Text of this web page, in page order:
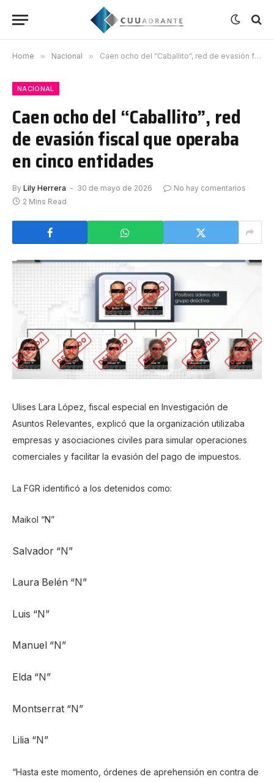
Home » Nacional » Caen ocho del “Caballito”, red de evasión fiscal que operaba en cinco entidades
NACIONAL
Caen ocho del “Caballito”, red
de evasión fiscal que operaba
en cinco entidades
By Lily Herrera 30 de mayo de 2026
No hay comentarios
2 Mins Read
Ulises Lara López, fiscal especial en Investigación de
Asuntos Relevantes, explicó que la organización utilizaba
empresas y asociaciones civiles para simular operaciones
comerciales y facilitar la evasión del pago de impuestos.
La FGR identificó a los detenidos como:
Maikol “N”
Salvador “N”
Laura Belén “N”
Luis “N”
Manuel “N”
Elda “N”
Montserrat “N”
Lilia “N”
“Hasta este momento, órdenes de aprehensión en contra de